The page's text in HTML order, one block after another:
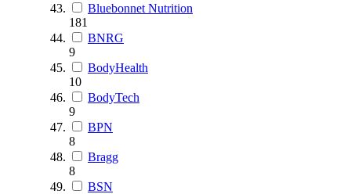
Bluebonnet Nutrition
181
BNRG
9
BodyHealth
10
BodyTech
9
BPN
8
Bragg
8
BSN